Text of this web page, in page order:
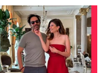
News dal mondo